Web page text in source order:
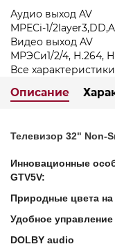
Аудио выход AV
MPECi-1/
Видео выход AV
МРЭСи1/2/4, Н.264,
Все характеристики
Описание
Телевизор 32" Non-
Инновационные
GTV5V:
Природные цвета на
Удобное управление
DOLBY audio